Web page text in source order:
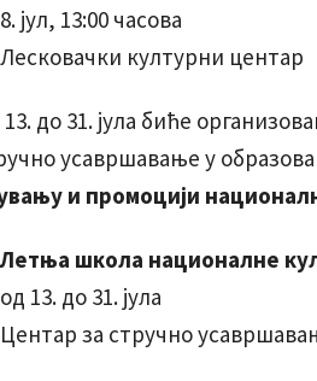
8. јул, 13:00 часова
Лесковачки културни центар
до 31. јула биће
усавршавање у
и промоцији
Летња школа националне
од 13. до 31. јула
Центар за стручно